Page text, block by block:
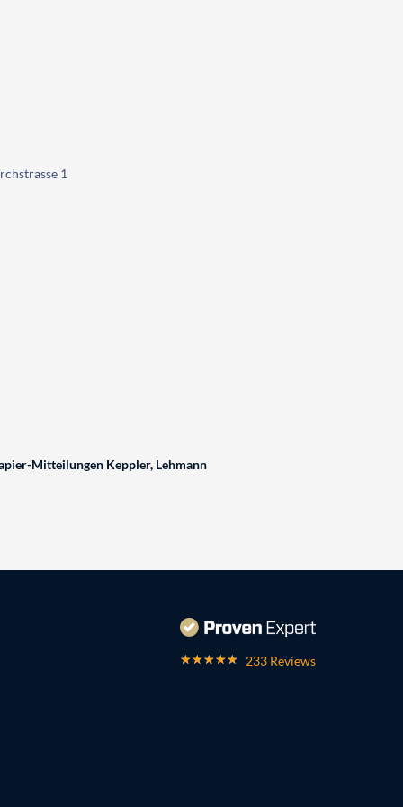
1
Mitteilungen Keppler, Lehmann
233 Reviews